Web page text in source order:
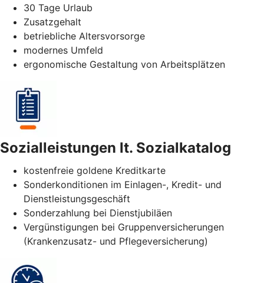
30 Tage Urlaub
Zusatzgehalt
betriebliche Altersvorsorge
modernes Umfeld
ergonomische Gestaltung von Arbeitsplätzen
Sozialleistungen lt. Sozialkatalog
kostenfreie goldene Kreditkarte
Sonderkonditionen im Einlagen-, Kredit- und
Dienstleistungsgeschäft
Sonderzahlung bei Dienstjubiläen
Vergünstigungen bei Gruppenversicherungen
(Krankenzusatz- und Pflegeversicherung)